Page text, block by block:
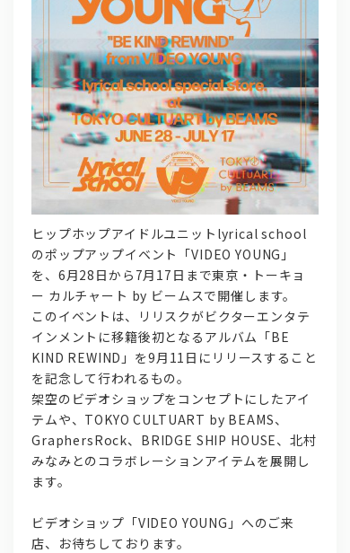
ヒップホップアイドルユニットlyrical school
のポップアップイベント「VIDEO YOUNG」
を、6月28日から7月17日まで東京・トーキョ
ー カルチャート by ビームスで開催します。
このイベントは、リリスクがビクターエンタテ
インメントに移籍後初となるアルバム「BE
KIND REWIND」を9月11日にリリースすること
を記念して行われるもの。
架空のビデオショップをコンセプトにしたアイ
テムや、TOKYO CULTUART by BEAMS、
GraphersRock、BRIDGE SHIP HOUSE、北村
みなみとのコラボレーションアイテムを展開し
ます。
ビデオショップ「VIDEO YOUNG」へのご来
店、お待ちしております。
問い合わせ, 取材,出演依頼
lyrical school official web shop